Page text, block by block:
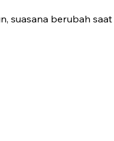
suasana berubah saat